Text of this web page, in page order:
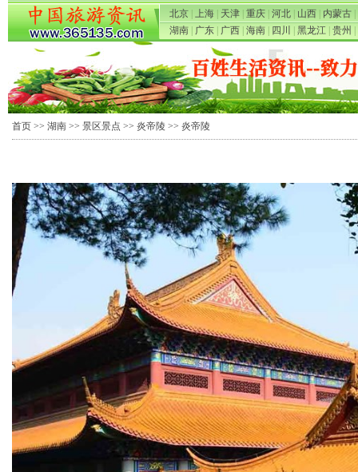
北京 上海 天津 重庆 河北 山西 内蒙古
湖南
广东 广西 海南 四川 黑龙江 贵州
首页 >> 湖南 >> 景区景点 >> 炎帝陵 >> 炎帝陵